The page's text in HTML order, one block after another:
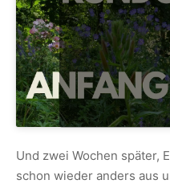
Und zwei Wochen später,
schon wieder anders aus